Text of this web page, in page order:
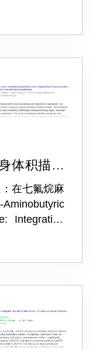
体积描记
在七氟烷麻
Integrating